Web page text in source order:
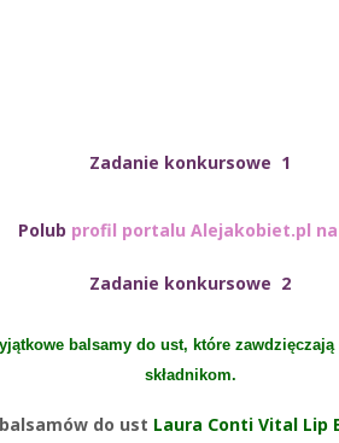
Zadanie konkursowe 1
Polub profil portalu Alejakobiet.pl na
Zadanie konkursowe 2
balsamy do ust, które
składnikom.
do ust Laura Conti Vital Lip